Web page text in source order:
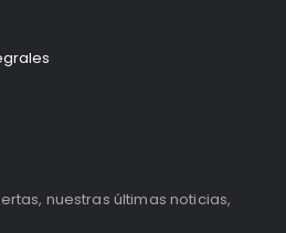
nuestras últimas noticias,